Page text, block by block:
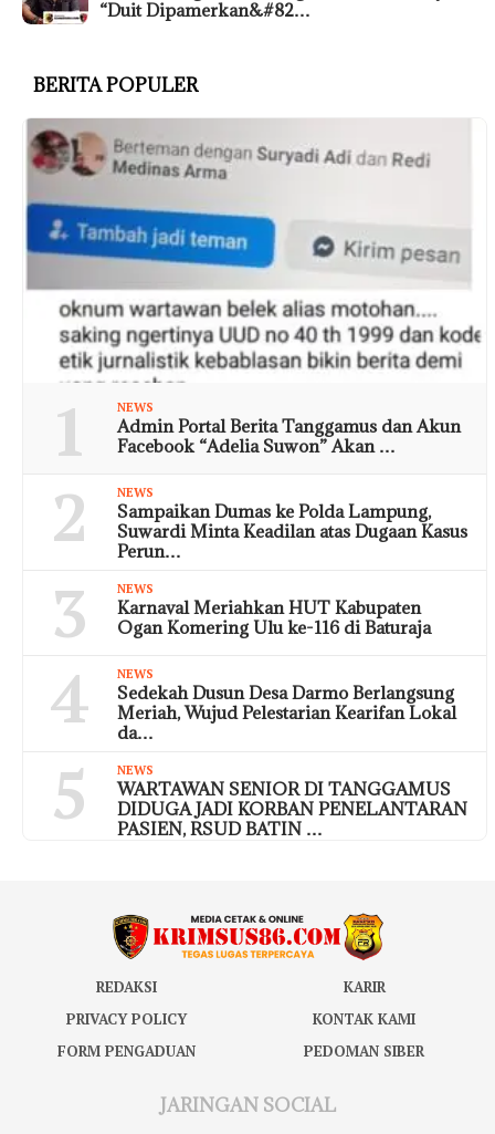
“Duit Dipamerkan&#82…
BERITA POPULER
1 NEWS
Admin Portal Berita Tanggamus dan Akun
Facebook “Adelia Suwon” Akan …
2 NEWS
Sampaikan Dumas ke Polda Lampung,
Suwardi Minta Keadilan atas Dugaan Kasus
Perun…
3 NEWS
Karnaval Meriahkan HUT Kabupaten
Ogan Komering Ulu ke-116 di Baturaja
4 NEWS
Sedekah Dusun Desa Darmo Berlangsung
Meriah, Wujud Pelestarian Kearifan Lokal
da…
5 NEWS
WARTAWAN SENIOR DI TANGGAMUS
DIDUGA JADI KORBAN PENELANTARAN
PASIEN, RSUD BATIN …
REDAKSI
KARIR
PRIVACY POLICY
KONTAK KAMI
FORM PENGADUAN
PEDOMAN SIBER
JARINGAN SOCIAL